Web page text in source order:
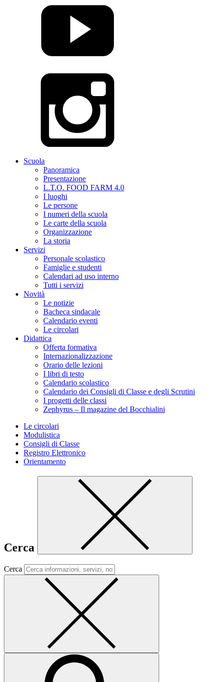
Scuola
Panoramica
Presentazione
L.T.O. FOOD FARM 4.0
I luoghi
Le persone
I numeri della scuola
Le carte della scuola
Organizzazione
La storia
Servizi
Personale scolastico
Famiglie e studenti
Calendari ad uso interno
Tutti i servizi
Novità
Le notizie
Bacheca sindacale
Calendario eventi
Le circolari
Didattica
Offerta formativa
Internazionalizzazione
Orario delle lezioni
I libri di testo
Calendario scolastico
Calendario dei Consigli di Classe e degli Scrutini
I progetti delle classi
Zephyrus – Il magazine del Bocchialini
Le circolari
Modulistica
Consigli di Classe
Registro Elettronico
Orientamento
Cerca
Cerca